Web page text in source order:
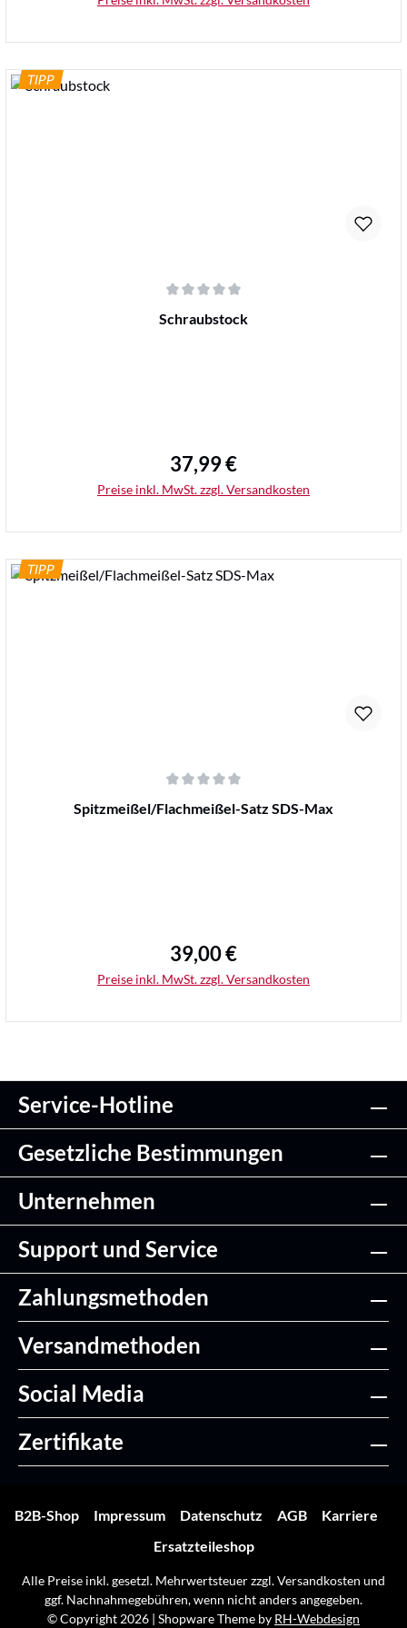
TIPP
Durchschnittliche Bewertung von 0 von 5 Sternen
Schraubstock
Regulärer Preis:
37,99 €
Preise inkl. MwSt. zzgl. Versandkosten
TIPP
Durchschnittliche Bewertung von 0 von 5 Sternen
Spitzmeißel/Flachmeißel-Satz SDS-Max
Regulärer Preis:
39,00 €
Preise inkl. MwSt. zzgl. Versandkosten
Service-Hotline
Gesetzliche Bestimmungen
Unternehmen
Support und Service
Zahlungsmethoden
Versandmethoden
Social Media
Zertifikate
B2B-Shop Impressum Datenschutz AGB
Karriere
Ersatzteileshop
Alle Preise inkl. gesetzl. Mehrwertsteuer zzgl.Versandkosten und
ggf. Nachnahmegebühren, wenn nicht anders angegeben.
© Copyright 2026 | Shopware Theme by RH-Webdesign